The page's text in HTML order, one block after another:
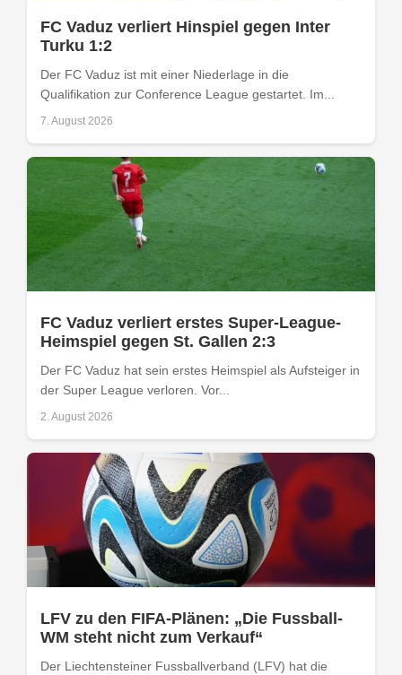
FC Vaduz verliert Hinspiel gegen Inter
Turku 1:2
Der FC Vaduz ist mit einer Niederlage in die
Qualifikation zur Conference League gestartet. Im...
7. August 2026
FC Vaduz verliert erstes Super-League-
Heimspiel gegen St. Gallen 2:3
Der FC Vaduz hat sein erstes Heimspiel als Aufsteiger in
der Super League verloren. Vor...
2. August 2026
LFV zu den FIFA-Plänen: „Die Fussball-
WM steht nicht zum Verkauf“
Der Liechtensteiner Fussballverband (LFV) hat die